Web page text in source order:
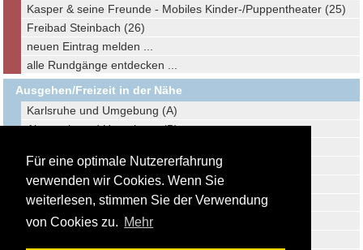
Für eine optimale Nutzererfahrung
verwenden wir Cookies. Wenn Sie
weiterlesen, stimmen Sie der Verwendung
von Cookies zu. Mehr
Kasper & seine Freunde - Mobiles Kinder-/Puppentheater (25)
Freibad Steinbach (26)
neuen Eintrag melden ...
alle Rundgänge entdecken ...
Ausgehen/Freizeit in der Nähe
Karlsruhe und Umgebung (A)
Altensteig und Umgebung (B)
Pforzheim und Umgebung (D)
Offenburg und Umgebung (E)
Calw und Umgebung (F)
Dornstetten und Umgebung (G)